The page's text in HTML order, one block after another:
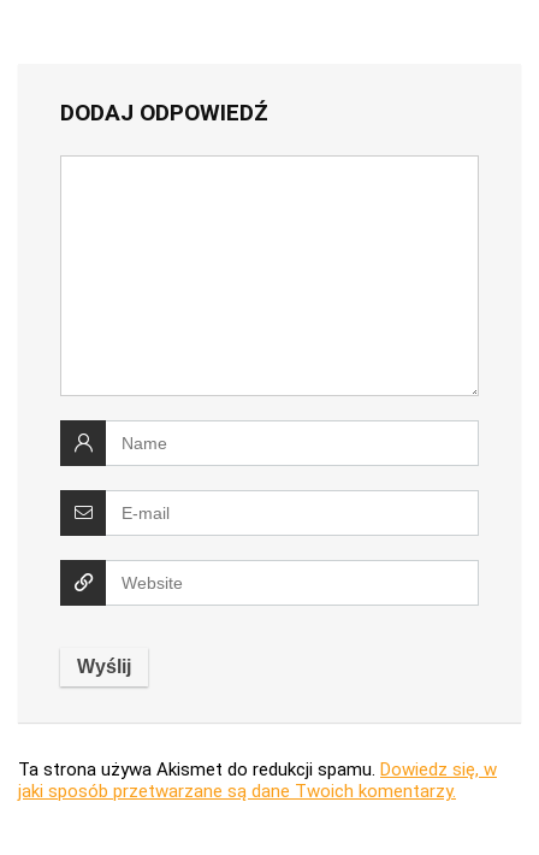
DODAJ ODPOWIEDŹ
Ta strona używa Akismet do redukcji spamu. Dowiedz się, w
jaki sposób przetwarzane są dane Twoich komentarzy.